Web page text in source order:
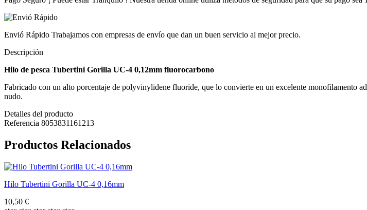
Envió Rápido Trabajamos con empresas de envío que dan un buen servicio al mejor precio.
Descripción
Hilo de pesca Tubertini Gorilla UC-4 0,12mm fluorocarbono
Fabricado con un alto porcentaje de polyvinylidene fluoride, que lo convierte en un excelente monofilamento
nudo.
Detalles del producto
Referencia 8053831161213
Productos Relacionados
Hilo Tubertini Gorilla UC-4 0,16mm
10,50 €